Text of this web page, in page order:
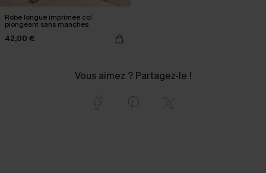
Robe longue imprimée col
plongeant sans manches
42,00 €
Vous aimez ? Partagez-le !